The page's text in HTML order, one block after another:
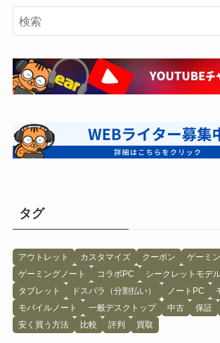
タグ
アウトレット カスタマイズ クーポン
ゲーミ
ゲーミングノート
コラボPC シークレットモデ
タブレット
ドスパラ（分割払い） ノートPC
モバイルノート
一般デスクトップ 中古 保証
安く買う方法
比較 評判 買取